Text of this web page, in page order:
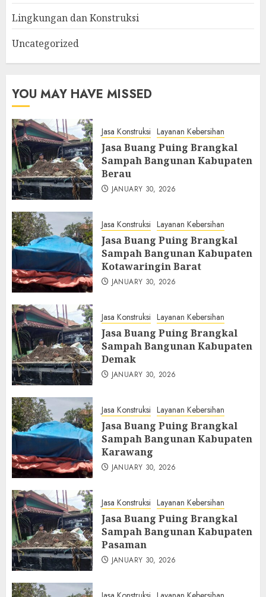
Lingkungan dan Konstruksi
Uncategorized
YOU MAY HAVE MISSED
Jasa Konstruksi Layanan Kebersihan
Jasa Buang Puing Brangkal
Sampah Bangunan Kabupaten
Berau
JANUARY 30, 2026
Jasa Konstruksi Layanan Kebersihan
Jasa Buang Puing Brangkal
Sampah Bangunan Kabupaten
Kotawaringin Barat
JANUARY 30, 2026
Jasa Konstruksi Layanan Kebersihan
Jasa Buang Puing Brangkal
Sampah Bangunan Kabupaten
Demak
JANUARY 30, 2026
Jasa Konstruksi Layanan Kebersihan
Jasa Buang Puing Brangkal
Sampah Bangunan Kabupaten
Karawang
JANUARY 30, 2026
Jasa Konstruksi Layanan Kebersihan
Jasa Buang Puing Brangkal
Sampah Bangunan Kabupaten
Pasaman
JANUARY 30, 2026